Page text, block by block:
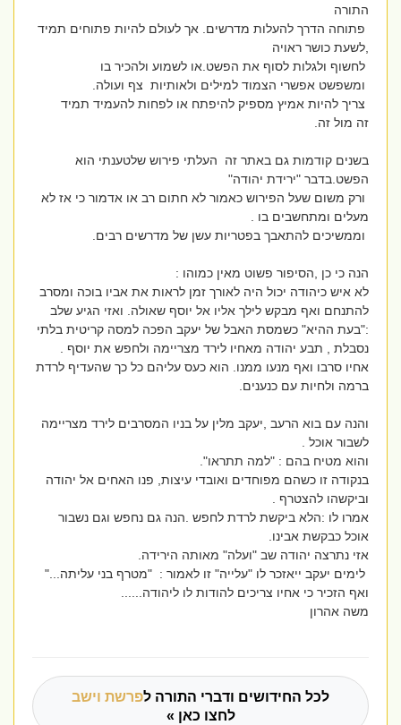
התורה
פתוחה הדרך להעלות מדרשים. אך לעולם להיות פתוחים תמיד
,לשעת כושר ראויה
לחשוף ולגלות לסוף את הפשט.או לשמוע ולהכיר בו
ומשפשט אפשרי הצמוד למילים ולאותיות צף ועולה.
צריך להיות אמיץ מספיק להיפתח או לפחות להעמיד תמיד
זה מול זה.
בשנים קודמות גם באתר זה העלתי פירוש שלטענתי הוא
הפשט.בדבר "ירידת יהודה"
ורק משום שעל הפירוש כאמור לא חתום רב או אדמור כי אז לא
מעלים ומתחשבים בו .
וממשיכים להתאבך בפטריות עשן של מדרשים רבים.
הנה כי כן ,הסיפור פשוט מאין כמוהו :
לא איש כיהודה יכול היה לאורך זמן לראות את אביו בוכה ומסרב
להתנחם ואף מבקש לילך אליו אל יוסף שאולה. ואזי הגיע שלב
:"בעת ההיא" כשמסת האבל של יעקב הפכה למסה קריטית בלתי
נסבלת , תבע יהודה מאחיו לירד מצריימה ולחפש את יוסף .
אחיו סרבו ואף מנעו ממנו. הוא כעס עליהם כל כך שהעדיף לרדת
ברמה ולחיות עם כנענים.
והנה עם בוא הרעב ,יעקב מלין על בניו המסרבים לירד מצריימה
לשבור אוכל .
והוא מטיח בהם : "למה תתראו".
בנקודה זו כשהם מפוחדים ואובדי עיצות, פנו האחים אל יהודה
וביקשהו להצטרף .
אמרו לו :הלא ביקשת לרדת לחפש .הנה גם נחפש וגם נשבור
אוכל כבקשת אבינו.
אזי נתרצה יהודה שב "ועלה" מאותה הירידה.
לימים יעקב ייאזכר לו "עלייה" זו לאמור : "מטרף בני עליתה..."
ואף הזכיר כי אחיו צריכים להודות לו ליהודה......
משה אהרון
לכל החידושים ודברי התורה לפרשת וישב
לחצו כאן »